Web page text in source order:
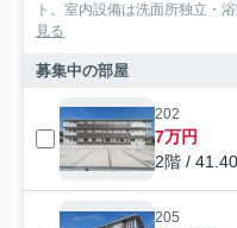
ト。室内設備は洗面所独立・
見る
募集中の部屋
202
7万円
2階 /
205